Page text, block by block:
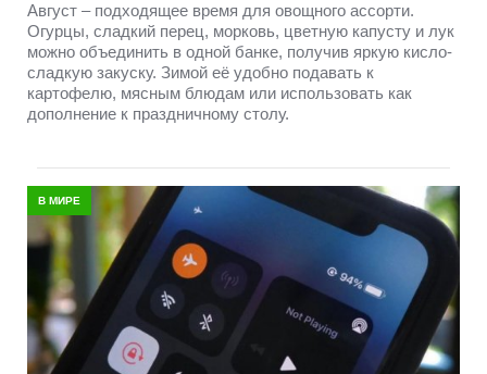
Август – подходящее время для овощного ассорти.
Огурцы, сладкий перец, морковь, цветную капусту и лук
можно объединить в одной банке, получив яркую кисло-
сладкую закуску. Зимой её удобно подавать к
картофелю, мясным блюдам или использовать как
дополнение к праздничному столу.
В МИРЕ